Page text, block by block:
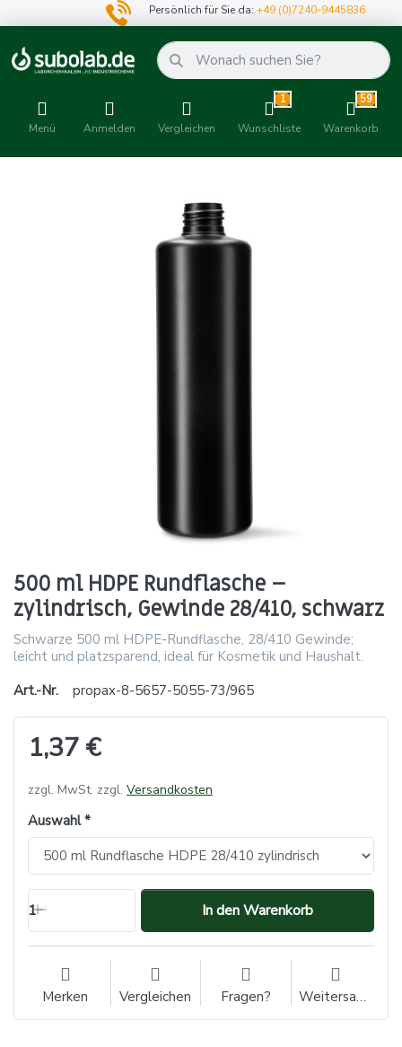
Persönlich für Sie da:+49 (0)7240-9445836
Menü Anmelden Vergleichen
1
Wunschliste
59
Warenkorb
500 ml HDPE Rundflasche –
zylindrisch, Gewinde 28/410, schwarz
Schwarze 500 ml HDPE-Rundflasche, 28/410 Gewinde;
leicht und platzsparend, ideal für Kosmetik und Haushalt.
Art.-Nr.
propax-8-5657-5055-73/965
1,37 €
zzgl. MwSt. zzgl. Versandkosten
Auswahl
1 In den Warenkorb
Merken Vergleichen Fragen? Weitersagen